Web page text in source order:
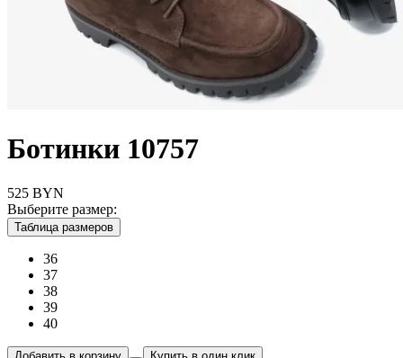
Ботинки 10757
525 BYN
Выберите размер:
Таблица размеров
36
37
38
39
40